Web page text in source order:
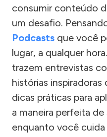
consumir conteúdo
um desafio.
Podcasts que você
lugar, a qualquer
trazem entrevistas
histórias
dicas práticas para
a maneira perfeita
enquanto você cuida